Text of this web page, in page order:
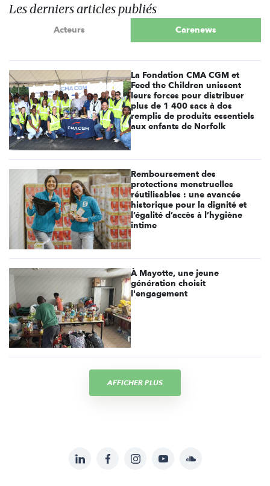
Les derniers articles publiés
Acteurs Carenews
La Fondation CMA CGM et
Feed the Children unissent
leurs forces pour distribuer
plus de 1 400 sacs à dos
remplis de produits essentiels
aux enfants de Norfolk
Remboursement des
protections menstruelles
réutilisables : une avancée
historique pour la dignité et
l’égalité d’accès à l’hygiène
intime
À Mayotte, une jeune
génération choisit
l'engagement
AFFICHER PLUS
LinkedInFacebookInstagramYouTubeSoundcloud